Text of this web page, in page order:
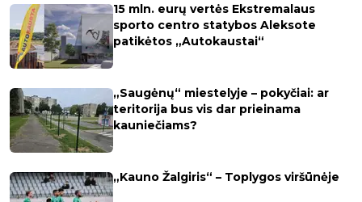
15 mln. eurų vertės Ekstremalaus
sporto centro statybos Aleksote
patikėtos „Autokaustai“
„Saugėnų“ miestelyje – pokyčiai: ar
teritorija bus vis dar prieinama
kauniečiams?
„Kauno Žalgiris“ – Toplygos viršūnėje